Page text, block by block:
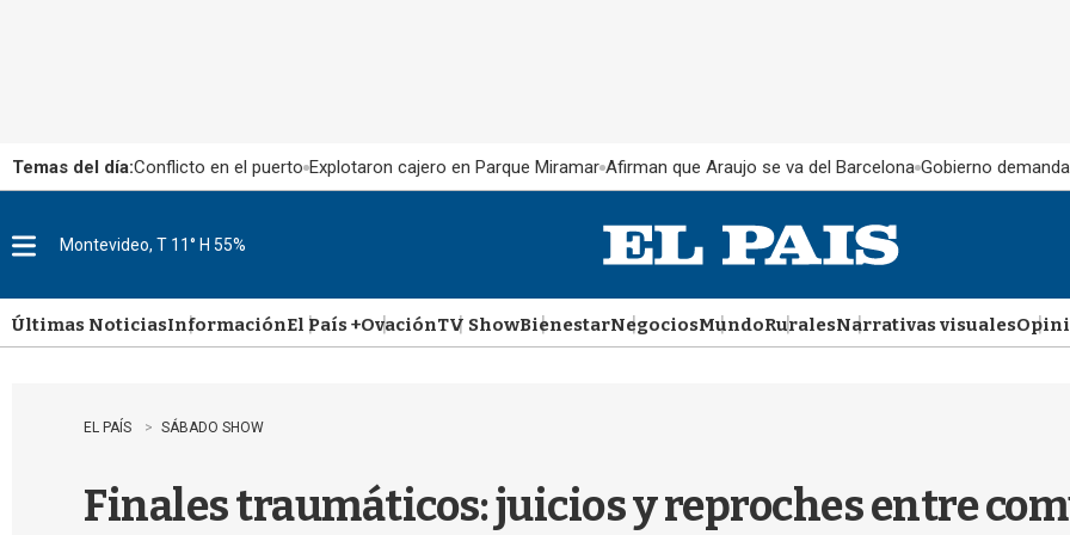
Temas del día:Conflicto en el puerto Explotaron cajero en Parque Miramar Afirman que Araujo se va del Barcelona Gobierno
u
Montevideo, T 11° H 55%
Últimas NoticiasInformaciónEl País +OvaciónTV ShowBienestarNegociosMundoRuralesNarrativas visuales
EL PAÍS SÁBADO SHOW
Finales traumáticos: juicios y reproches entre